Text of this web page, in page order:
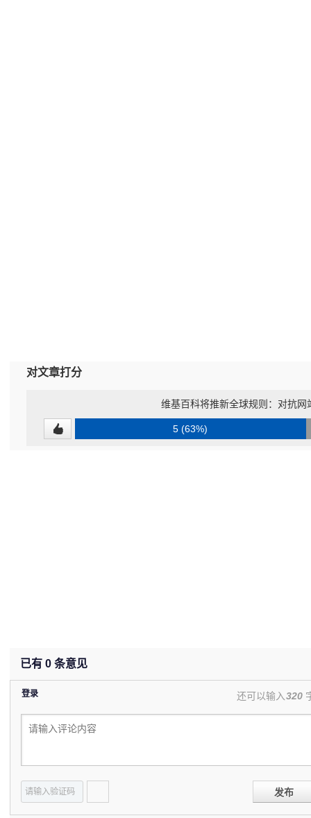
对文章打分
维基百科将推新全球规则：对抗网
5 (63%)
已有 0 条意见
登录 还可以输入320
发布